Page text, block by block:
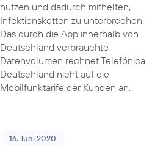
nutzen und dadurch mithelfen,
Infektionsketten zu unterbrechen.
Das durch die App innerhalb von
Deutschland verbrauchte
Datenvolumen rechnet Telefónica
Deutschland nicht auf die
Mobilfunktarife der Kunden an.
16. Juni 2020